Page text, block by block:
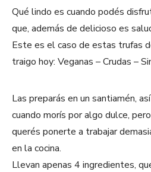
Qué lindo es cuando podés
que, además de delicioso es
Este es el caso de estas trufas
traigo hoy: Veganas – Crudas –
Las preparás en un santiamén,
cuando morís por algo dulce,
querés ponerte a trabajar
en la cocina.
Llevan apenas 4 ingredientes,